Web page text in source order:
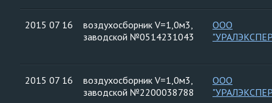
2015 07 16
воздухосборник V=1,0м3,
заводской №0514231043
ООО
2015 07 16
воздухосборник V=1,0м3,
заводской №2200038788
ООО